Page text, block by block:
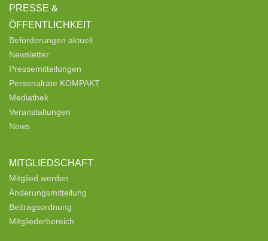
PRESSE &
ÖFFENTLICHKEIT
Beförderungen aktuell
Newsletter
Pressemitteilungen
Personalräte KOMPAKT
Mediathek
Veranstaltungen
News
MITGLIEDSCHAFT
Mitglied werden
Änderungsmitteilung
Beitragsordnung
Mitgliederbereich